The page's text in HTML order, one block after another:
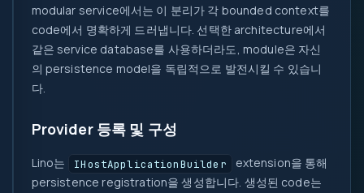
modular service에서는 이 분리가 각 bounded context를
code에서 명확하게 드러냅니다. 선택한 architecture에서
같은 service database를 사용하더라도, module은 자신
의 persistence model을 독립적으로 발전시킬 수 있습니
다.
Provider 등록 및 구성
Lino는 IHostApplicationBuilder
extension을 통해
persistence registration을 생성합니다. 생성된 code는